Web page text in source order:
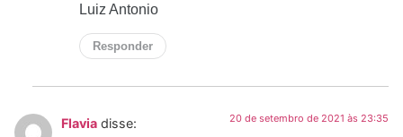
Luiz Antonio
Responder
Flavia disse: 20 de setembro de 2021 às 23:35